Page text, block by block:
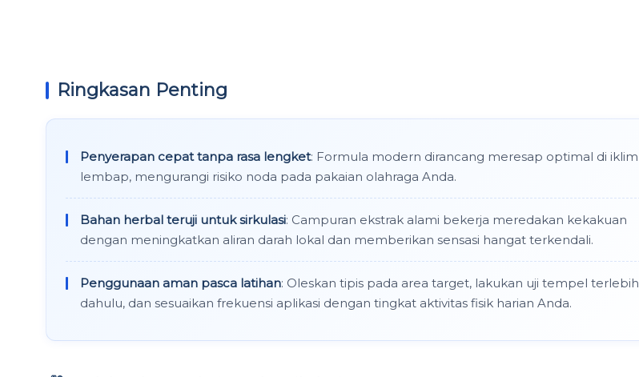
Ringkasan Penting
Penyerapan cepat tanpa rasa lengket: Formula modern dirancang meresap optimal di iklim
lembap, mengurangi risiko noda pada pakaian olahraga Anda.
Bahan herbal teruji untuk sirkulasi: Campuran ekstrak alami bekerja meredakan kekakuan
dengan meningkatkan aliran darah lokal dan memberikan sensasi hangat terkendali.
Penggunaan aman pasca latihan: Oleskan tipis pada area target, lakukan uji tempel terlebih
dahulu, dan sesuaikan frekuensi aplikasi dengan tingkat aktivitas fisik harian Anda.